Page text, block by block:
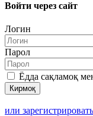
Войти через сайт
Логин
Парол
Ёдда сақламоқ
или